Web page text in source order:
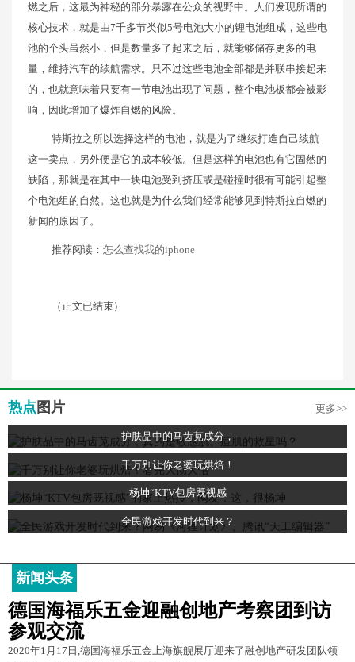
燃之后，这最为神秘的部分暴露在公众的视野中。人们发现所谓的
核心技术，就是由7千多节类似5号电池大小的锂电池组成，这些电
池的个头虽然小，但是数量多了起来之后，就能够储存更多的电
量，维持汽车的续航需求。只不过这些电池全部都是并联串接起来
的，也就意味着只要有一节电池出现了问题，整个电池板都会被影
响，因此增加了爆炸自燃的风险。
特斯拉之所以选择这样的电池，就是为了继续打造自己续航
这一卖点，另外便是它的成本较低。但是这样的电池也有它固然的
缺陷，那就是在其中一块电池受到挤压或是碰撞时很有可能引起整
个电池组的自然。这也就是为什么我们经常能够见到特斯拉自燃的
新闻的原因了。
推荐阅读： 怎么查找我的iphone
（正文已结束）
热点 图片 更多>>
护肤品中的马齿苋成分，
千万别让你老婆玩烘焙！
杨坤“KTV包房既视感
全民游戏开发时代到来？
新闻头条
德国海福乐五金迎融创地产考察团到访
参观交流
2020年1月17日,德国海福乐五金上海旗舰展厅迎来了融创地产研发团队领